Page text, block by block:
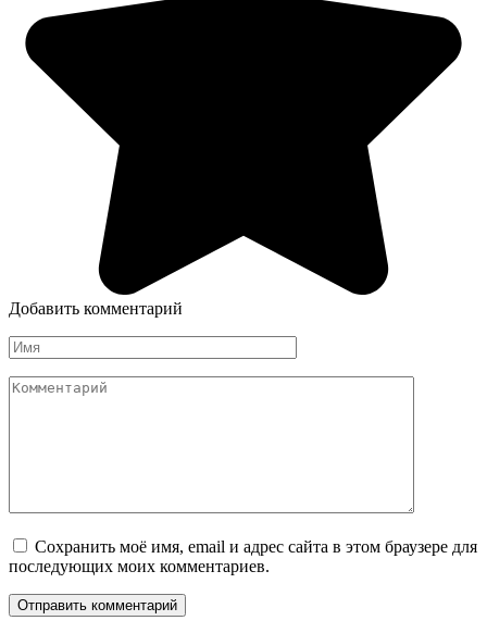
Добавить комментарий
Имя
*
Комментарий
Сохранить моё имя, email и адрес сайта в этом браузере для
последующих моих комментариев.